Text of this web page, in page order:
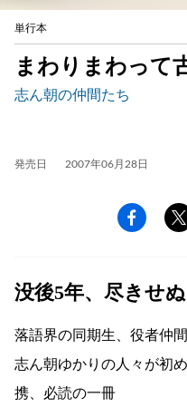
単行本
まわりまわって
志ん朝の仲間たち
発売日 2007年06月28日
没後5年、尽きせ
落語界の同期生、役者仲
志ん朝ゆかりの人々が初
携、必読の一冊